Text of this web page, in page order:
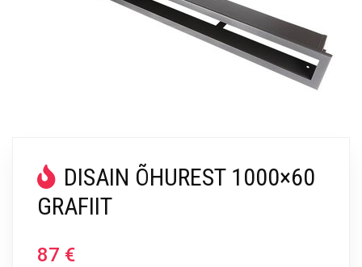
DISAIN ÕHUREST 1000×60
GRAFIIT
87 €